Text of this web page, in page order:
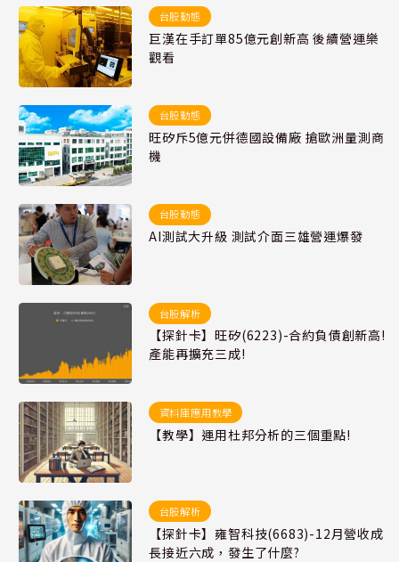
台股動態
巨漢在手訂單85億元創新高 後續營運樂
觀看
台股動態
旺矽斥5億元併德國設備廠 搶歐洲量測商
機
台股動態
AI測試大升級 測試介面三雄營運爆發
台股解析
【探針卡】旺矽(6223)-合約負債創新高!
產能再擴充三成!
資料庫應用教學
【教學】運用杜邦分析的三個重點!
台股解析
【探針卡】雍智科技(6683)-12月營收成
長接近六成，發生了什麼?